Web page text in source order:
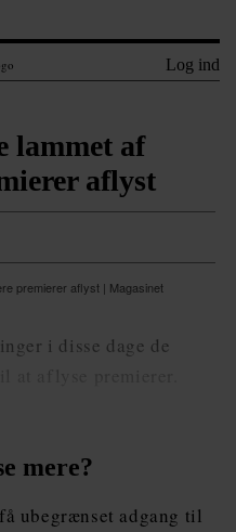
Log ind
lammet af
aflyst
i disse dage de
mere?
ubegrænset adgang til